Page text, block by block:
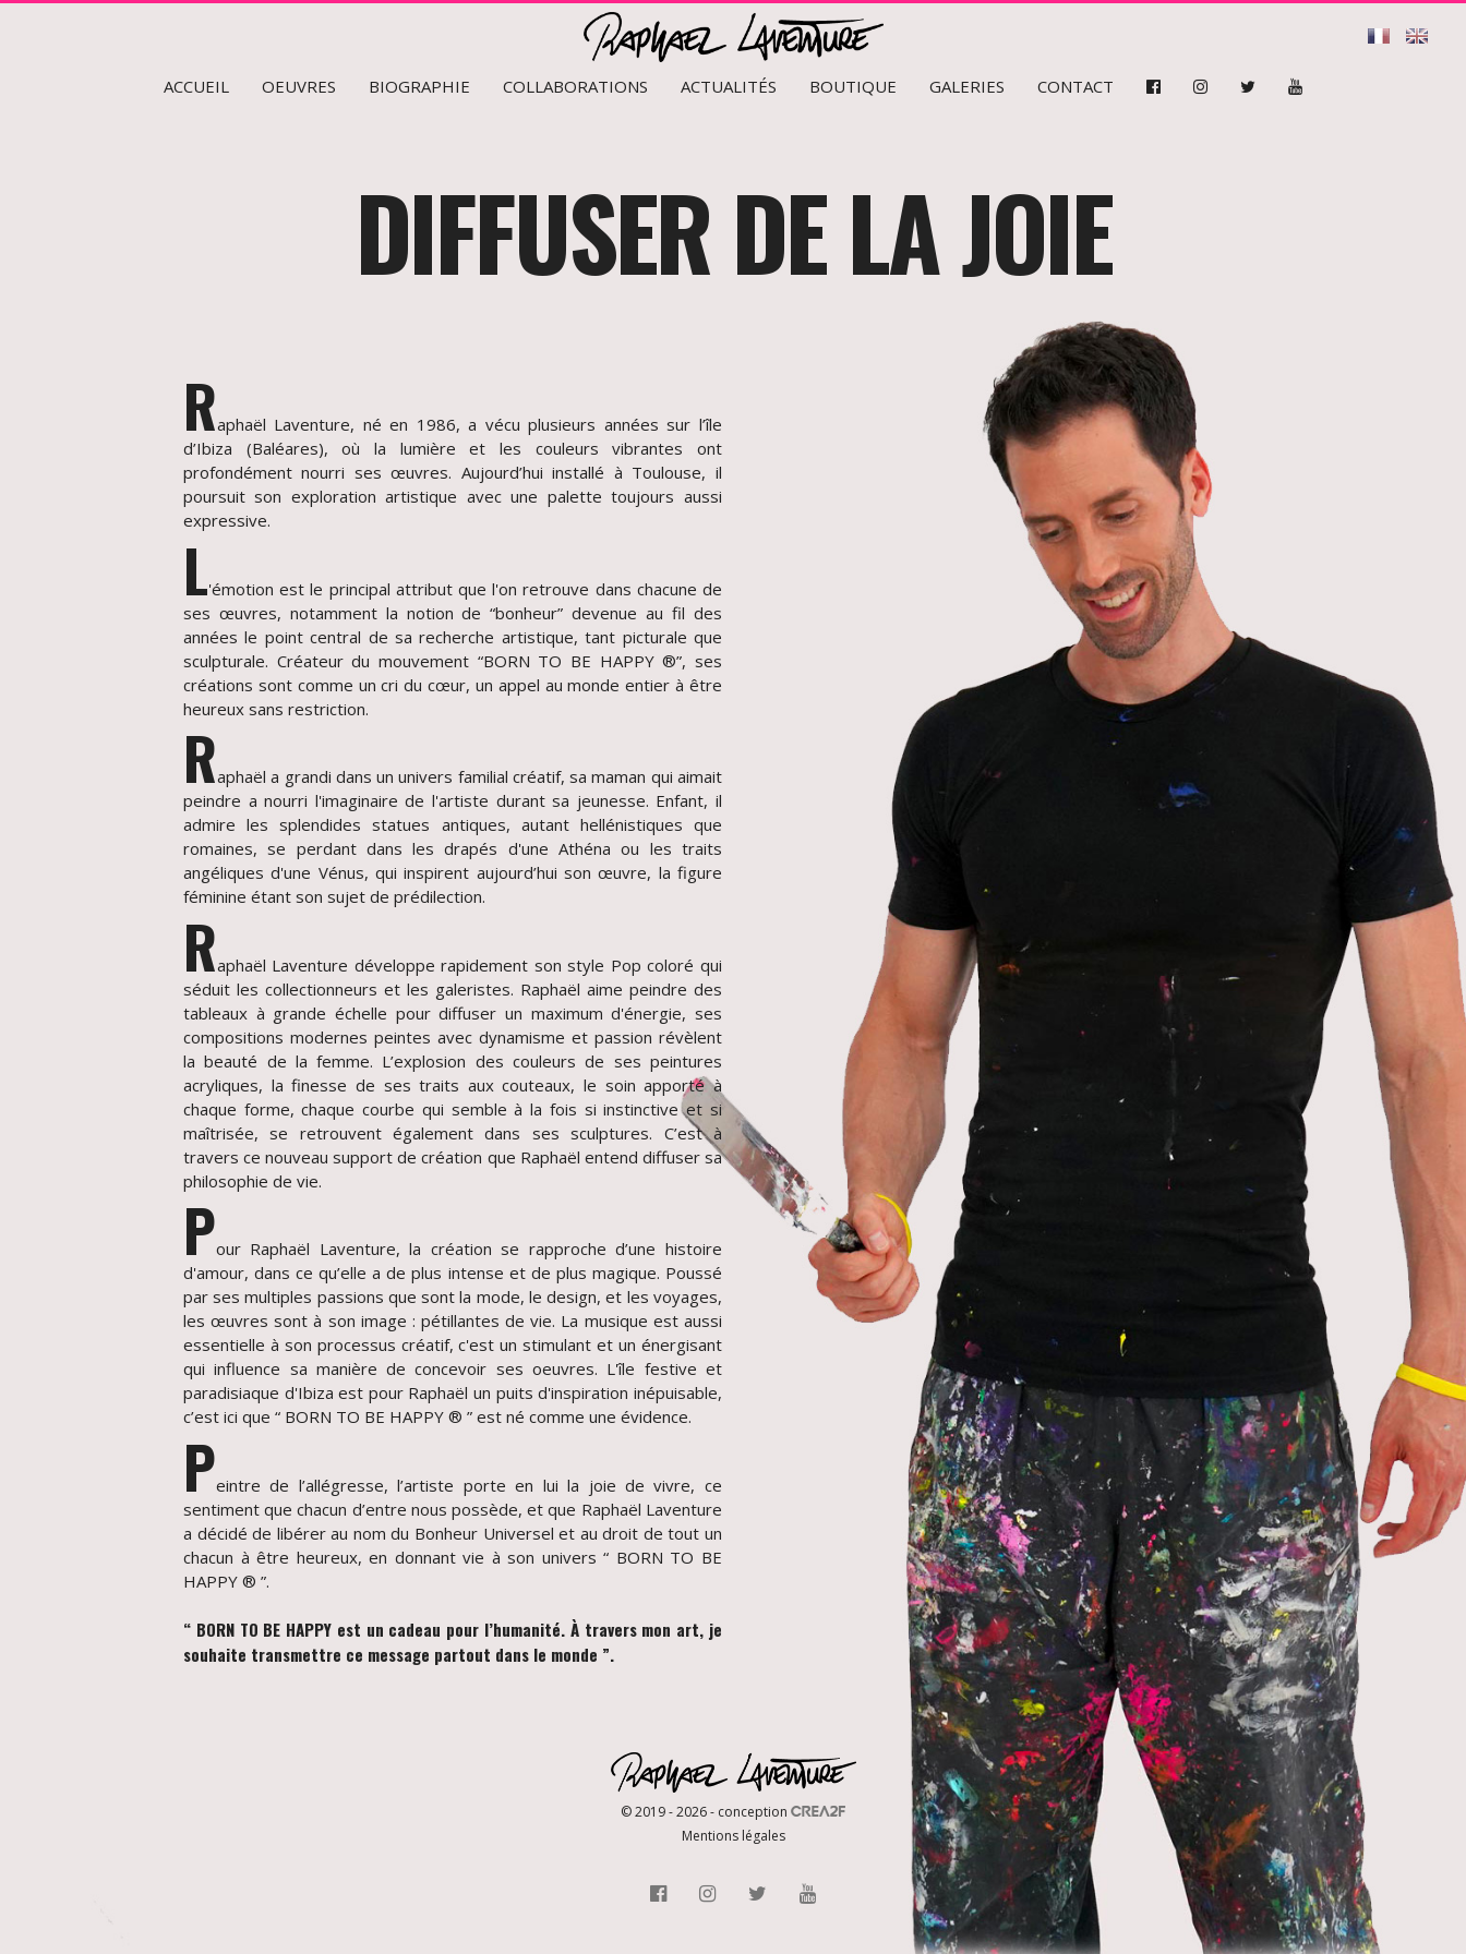
ACCUEIL OEUVRES BIOGRAPHIE COLLABORATIONS ACTUALITÉS BOUTIQUE GALERIES CONTACT
DIFFUSER DE LA JOIE
Raphaël Laventure, né en 1986, a vécu plusieurs années sur l’île
d’Ibiza (Baléares), où la lumière et les couleurs vibrantes ont
profondément nourri ses œuvres. Aujourd’hui installé à Toulouse, il
poursuit son exploration artistique avec une palette toujours aussi
expressive.
L'émotion est le principal attribut que l'on retrouve dans chacune de
ses œuvres, notamment la notion de “bonheur” devenue au fil des
années le point central de sa recherche artistique, tant picturale que
sculpturale. Créateur du mouvement “BORN TO BE HAPPY ®”, ses
créations sont comme un cri du cœur, un appel au monde entier à être
heureux sans restriction.
Raphaël a grandi dans un univers familial créatif, sa maman qui aimait
peindre a nourri l'imaginaire de l'artiste durant sa jeunesse. Enfant, il
admire les splendides statues antiques, autant hellénistiques que
romaines, se perdant dans les drapés d'une Athéna ou les traits
angéliques d'une Vénus, qui inspirent aujourd’hui son œuvre, la figure
féminine étant son sujet de prédilection.
Raphaël Laventure développe rapidement son style Pop coloré qui
séduit les collectionneurs et les galeristes. Raphaël aime peindre des
tableaux à grande échelle pour diffuser un maximum d'énergie, ses
compositions modernes peintes avec dynamisme et passion révèlent
la beauté de la femme. L’explosion des couleurs de ses peintures
acryliques, la finesse de ses traits aux couteaux, le soin apporté à
chaque forme, chaque courbe qui semble à la fois si instinctive et si
maîtrisée, se retrouvent également dans ses sculptures. C’est à
travers ce nouveau support de création que Raphaël entend diffuser sa
philosophie de vie.
Pour Raphaël Laventure, la création se rapproche d’une histoire
d'amour, dans ce qu’elle a de plus intense et de plus magique. Poussé
par ses multiples passions que sont la mode, le design, et les voyages,
les œuvres sont à son image : pétillantes de vie. La musique est aussi
essentielle à son processus créatif, c'est un stimulant et un énergisant
qui influence sa manière de concevoir ses oeuvres. L'île festive et
paradisiaque d'Ibiza est pour Raphaël un puits d'inspiration inépuisable,
c’est ici que “ BORN TO BE HAPPY ® ” est né comme une évidence.
Peintre de l’allégresse, l’artiste porte en lui la joie de vivre, ce
sentiment que chacun d’entre nous possède, et que Raphaël Laventure
a décidé de libérer au nom du Bonheur Universel et au droit de tout un
chacun à être heureux, en donnant vie à son univers “ BORN TO BE
HAPPY ® ”.
“ BORN TO BE HAPPY est un cadeau pour l’humanité. À travers mon art, je
souhaite transmettre ce message partout dans le monde ”.
© 2019 - 2026 - conception
Mentions légales